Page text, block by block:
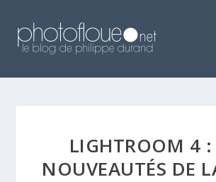
LIGHTROOM 4 :
NOUVEAUTÉS DE